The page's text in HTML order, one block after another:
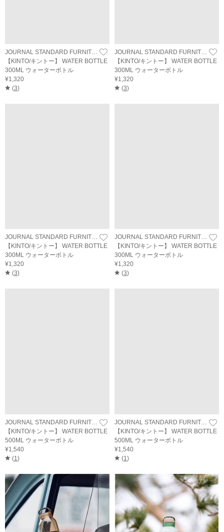
【KINTO/キントー】 WATER BOTTLE
300ML ウォーターボトル
¥1,320
(3)
【KINTO/キントー】 WATER BOTTLE
300ML ウォーターボトル
¥1,320
(3)
【KINTO/キントー】 WATER BOTTLE
300ML ウォーターボトル
¥1,320
(3)
【KINTO/キントー】 WATER BOTTLE
300ML ウォーターボトル
¥1,320
(3)
【KINTO/キントー】 WATER BOTTLE
500ML ウォーターボトル
¥1,540
(1 )
【KINTO/キントー】 WATER BOTTLE
500ML ウォーターボトル
¥1,540
(1 )